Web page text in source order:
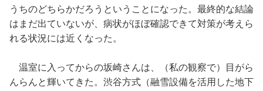
うちのどちらかだろうということになった。最終的な結論
はまだ出ていないが、病状がほぼ確認できて対策が考えら
れる状況には近くなった。
温室に入ってからの坂崎さんは、（私の観察で）目がら
んらんと輝いてきた。渋谷方式（融雪設備を活用した地下